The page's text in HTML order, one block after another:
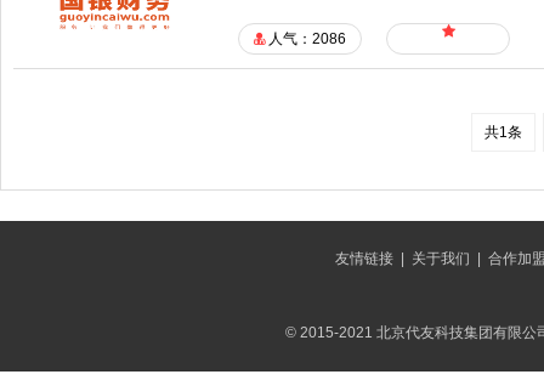
人气：2086
共1条
友情链接| 关于我们 合作加
© 2015-2021 北京代友科技集团有限